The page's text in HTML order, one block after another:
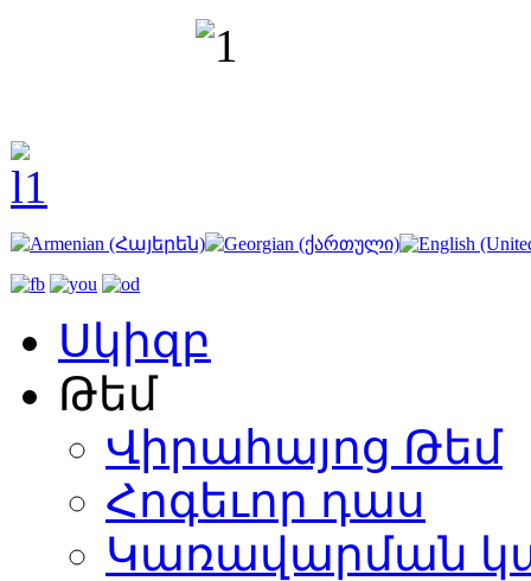
Սկիզբ
Թեմ
Վիրահայոց Թեմ
Հոգեւոր դաս
Կառավարման